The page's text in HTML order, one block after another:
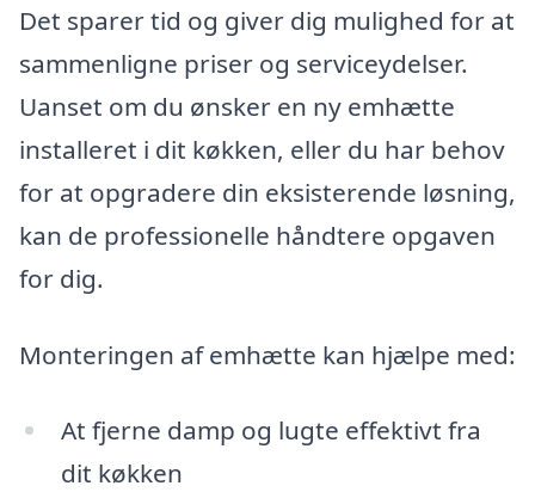
Det sparer tid og giver dig mulighed for at
sammenligne priser og serviceydelser.
Uanset om du ønsker en ny emhætte
installeret i dit køkken, eller du har behov
for at opgradere din eksisterende løsning,
kan de professionelle håndtere opgaven
for dig.
Monteringen af emhætte kan hjælpe med:
At fjerne damp og lugte effektivt fra
dit køkken